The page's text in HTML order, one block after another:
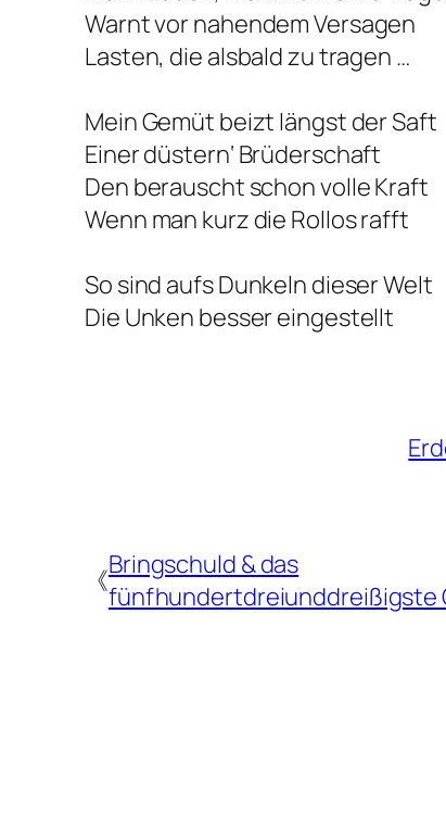
Warnt vor nahendem Versagen
Lasten, die alsbald zu tragen …
Mein Gemüt beizt längst der Saft
Einer düstern‘ Brüderschaft
Den berauscht schon volle Kraft
Wenn man kurz die Rollos rafft
So sind aufs Dunkeln dieser Welt
Die Unken besser eingestellt
《Bringschuld & das
fünfhundertdreiunddreißigste